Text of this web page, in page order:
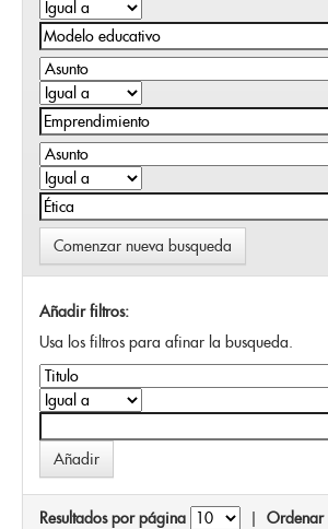
Comenzar nueva busqueda
Añadir filtros:
Usa los filtros para afinar la busqueda.
Resultados por página | Ordenar